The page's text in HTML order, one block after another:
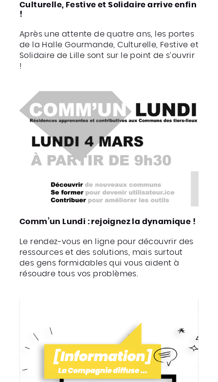
Culturelle, Festive et Solidaire arrive enfin
!
Après une attente de quatre ans, les portes
de la Halle Gourmande, Culturelle, Festive et
Solidaire de Lille sont sur le point de s’ouvrir
!
Comm’un Lundi : rejoignez la dynamique !
Le rendez-vous en ligne pour découvrir des
ressources et des solutions, mais surtout
des gens formidables qui vous aident à
résoudre tous vos problèmes.